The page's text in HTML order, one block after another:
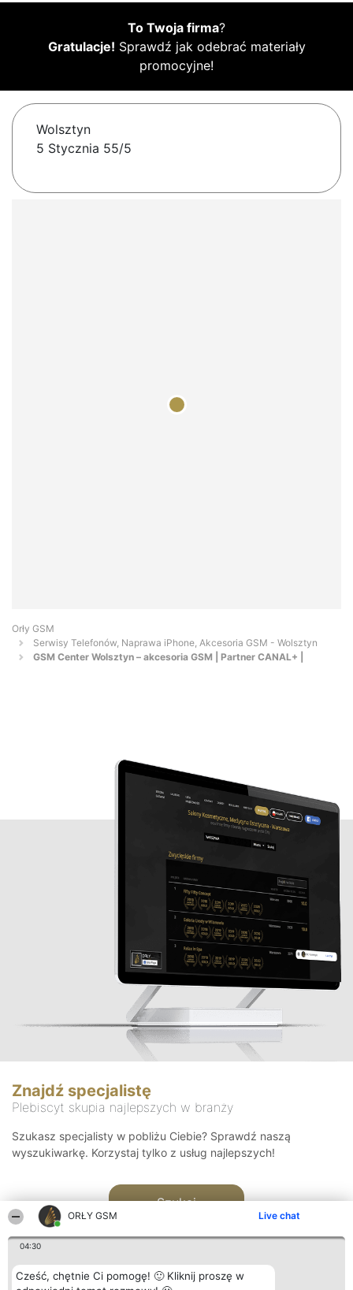
ORŁY GSM Live chat
04:30
Cześć, chętnie Ci pomogę! 🙂 Kliknij proszę w
To Twoja firma?
Gratulacje! Sprawdź jak odebrać materiały
promocyjne!
Wolsztyn
5 Stycznia 55/5
Orły GSM
Serwisy Telefonów, Naprawa iPhone, Akcesoria GSM - Wolsztyn
GSM Center Wolsztyn – akcesoria GSM | Partner CANAL+ |
Znajdź specjalistę
Plebiscyt skupia najlepszych w branży
Szukasz specjalisty w pobliżu Ciebie? Sprawdź naszą
wyszukiwarkę. Korzystaj tylko z usług najlepszych!
Szukaj